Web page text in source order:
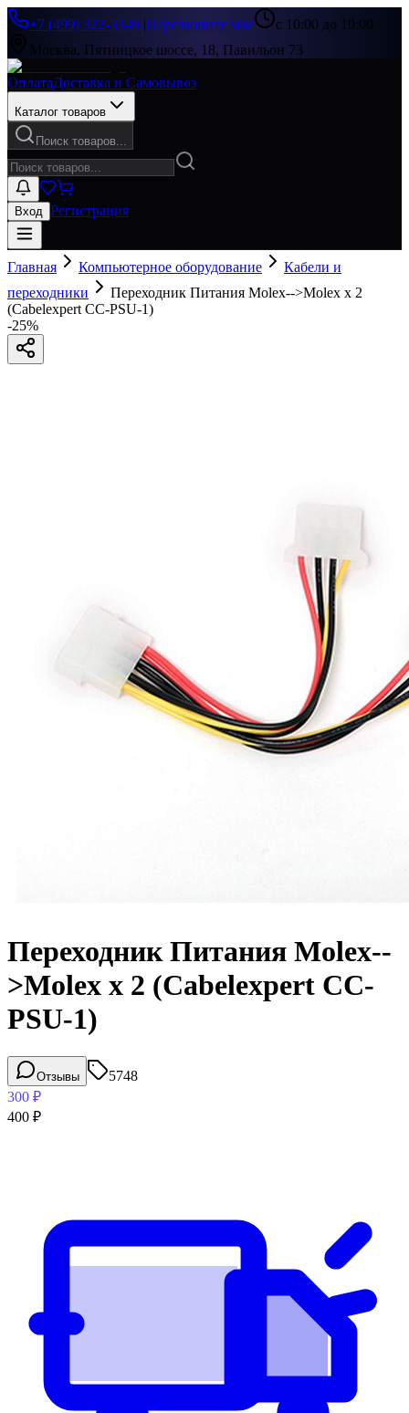
+7 (499) 322-33-86|Перезвоните мне
с 10:00 до 19:00
Москва, Пятницкое шоссе, 18, Павильон 73
ОплатаДоставка и Самовывоз
Каталог товаров
Поиск товаров...
Вход Регистрация
Главная Компьютерное оборудование
Кабели и
переходники
Переходник Питания Molex-->Molex x 2
(Cabelexpert CC-PSU-1)
-25%
Переходник Питания Molex--
>Molex x 2 (Cabelexpert CC-
PSU-1)
Отзывы
5748
300 ₽
400 ₽